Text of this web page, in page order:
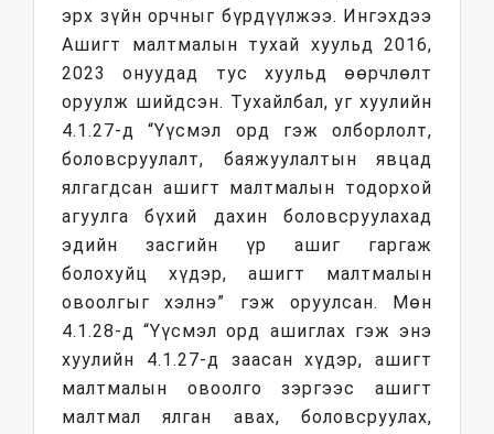
эрх зүйн орчныг бүрдүүлжээ. Ингэхдээ
Ашигт малтмалын тухай хуульд 2016,
2023 онуудад тус хуульд өөрчлөлт
оруулж шийдсэн. Тухайлбал, уг хуулийн
4.1.27-д “Үүсмэл орд гэж олборлолт,
боловсруулалт, баяжуулалтын явцад
ялгагдсан ашигт малтмалын тодорхой
агуулга бүхий дахин боловсруулахад
эдийн засгийн үр ашиг гаргаж
болохуйц хүдэр, ашигт малтмалын
овоолгыг хэлнэ” гэж оруулсан. Мөн
4.1.28-д “Үүсмэл орд ашиглах гэж энэ
хуулийн 4.1.27-д заасан хүдэр, ашигт
малтмалын овоолго зэргээс ашигт
малтмал ялган авах, боловсруулах,